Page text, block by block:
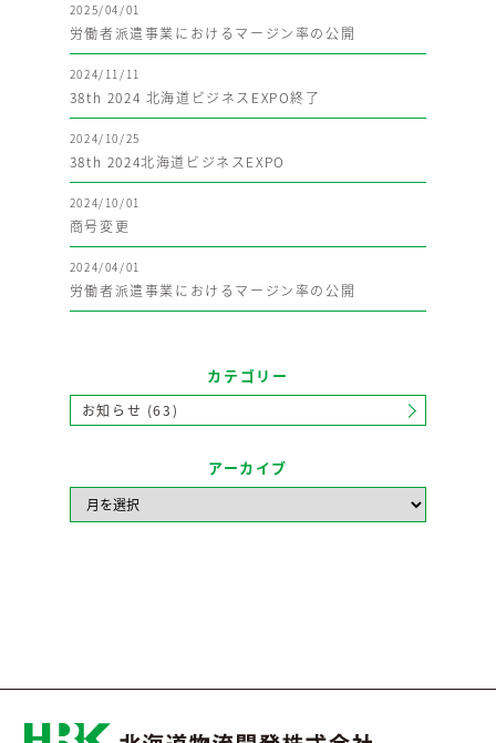
2025/04/01
労働者派遣事業におけるマージン率の公開
2024/11/11
38th 2024 北海道ビジネスEXPO終了
2024/10/25
38th 2024北海道ビジネスEXPO
2024/10/01
商号変更
2024/04/01
労働者派遣事業におけるマージン率の公開
カテゴリー
お知らせ (63)
アーカイブ